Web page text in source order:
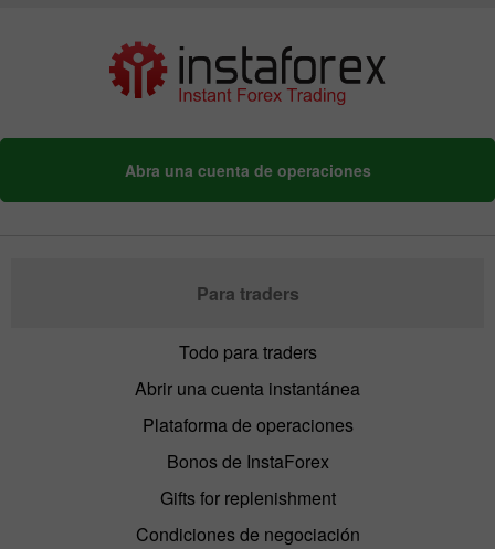
Abra una cuenta de operaciones
Para traders
Todo para traders
Abrir una cuenta instantánea
Plataforma de operaciones
Bonos de InstaForex
Gifts for replenishment
Condiciones de negociación